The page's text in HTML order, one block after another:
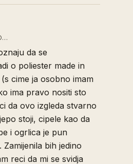
da se
o poliester made in
cime ja osobno imam
ima pravo nositi sto
da ovo izgleda stvarno
stoji, cipele kao da
i ogrlica je pun
bih jedino
reci da mi se svidja